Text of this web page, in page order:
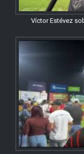
Víctor Estévez